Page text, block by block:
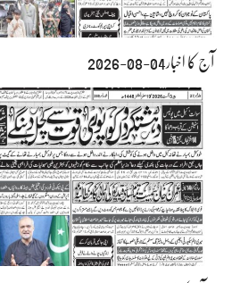
آج کا اخبار04-08-2026